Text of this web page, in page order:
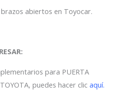
abiertos en Toyocar.
para PUERTA
puedes hacer clicaquí.